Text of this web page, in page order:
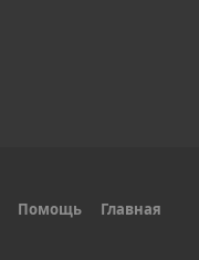
Помощь Главная